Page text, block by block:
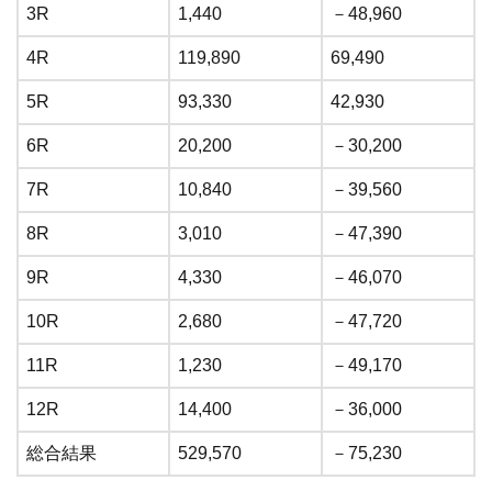
3R 1,440 －48,960
4R 119,890 69,490
5R 93,330 42,930
6R 20,200 －30,200
7R 10,840 －39,560
8R 3,010 －47,390
9R 4,330 －46,070
10R 2,680 －47,720
11R 1,230 －49,170
12R 14,400 －36,000
総合結果 529,570 －75,230